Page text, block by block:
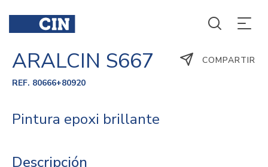
ARALCIN S667
REF. 80666+80920
Pintura epoxi brillante
Descripción
COMPARTIR